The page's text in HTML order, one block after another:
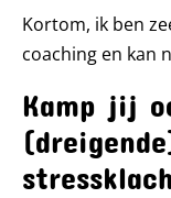
Kortom, ik ben
coaching en kan
Kamp jij